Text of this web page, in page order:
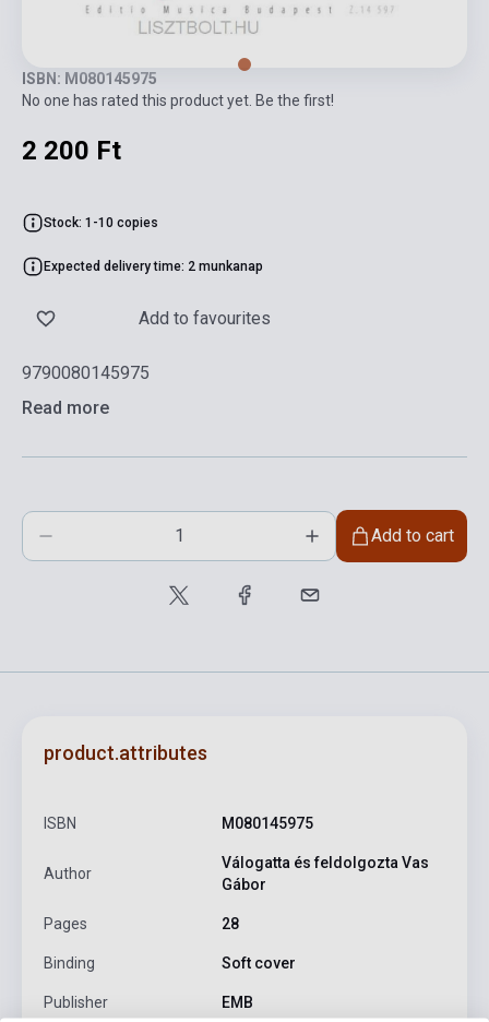
ISBN: M080145975
No one has rated this product yet. Be the first!
2 200 Ft
Stock: 1-10 copies
Expected delivery time: 2 munkanap
Add to favourites
9790080145975
Read more
Add to cart
product.attributes
ISBN M080145975
Author
Válogatta és feldolgozta Vas
Gábor
Pages 28
Binding Soft cover
Publisher EMB